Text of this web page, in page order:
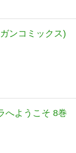
ンコミックス)
へようこそ 8巻